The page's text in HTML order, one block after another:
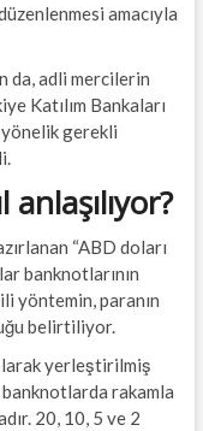
amacıyla
da, adli mercilerin
Katılım Bankaları
yönelik gerekli
“ABD doları
banknotlarının
yöntemin, paranın
belirtiliyor.
yerleştirilmiş
rakamla
20, 10, 5 ve 2